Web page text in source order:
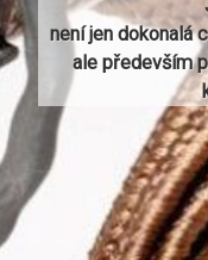
není jen dokonalá
ale především